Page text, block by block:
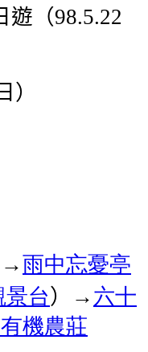
遊（98.5.22
→雨中忘憂亭
台）→六十
機農莊